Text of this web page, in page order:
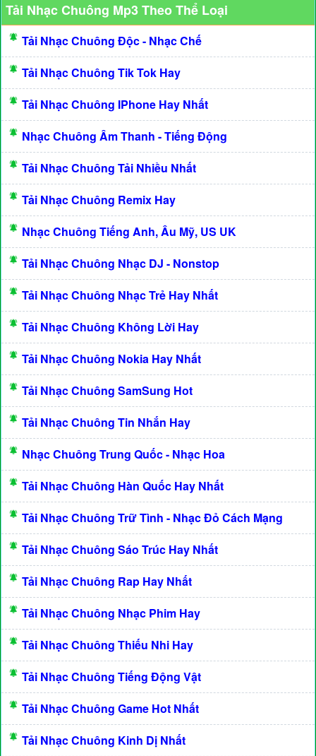
Tải Nhạc Chuông Mp3 Theo Thể Loại
Tải Nhạc Chuông Độc - Nhạc Chế
Tải Nhạc Chuông Tik Tok Hay
Tải Nhạc Chuông IPhone Hay Nhất
Nhạc Chuông Âm Thanh - Tiếng Động
Tải Nhạc Chuông Tải Nhiều Nhất
Tải Nhạc Chuông Remix Hay
Nhạc Chuông Tiếng Anh, Âu Mỹ, US UK
Tải Nhạc Chuông Nhạc DJ - Nonstop
Tải Nhạc Chuông Nhạc Trẻ Hay Nhất
Tải Nhạc Chuông Không Lời Hay
Tải Nhạc Chuông Nokia Hay Nhất
Tải Nhạc Chuông SamSung Hot
Tải Nhạc Chuông Tin Nhắn Hay
Nhạc Chuông Trung Quốc - Nhạc Hoa
Tải Nhạc Chuông Hàn Quốc Hay Nhất
Tải Nhạc Chuông Trữ Tình - Nhạc Đỏ Cách Mạng
Tải Nhạc Chuông Sáo Trúc Hay Nhất
Tải Nhạc Chuông Rap Hay Nhất
Tải Nhạc Chuông Nhạc Phim Hay
Tải Nhạc Chuông Thiếu Nhi Hay
Tải Nhạc Chuông Tiếng Động Vật
Tải Nhạc Chuông Game Hot Nhất
Tải Nhạc Chuông Kinh Dị Nhất